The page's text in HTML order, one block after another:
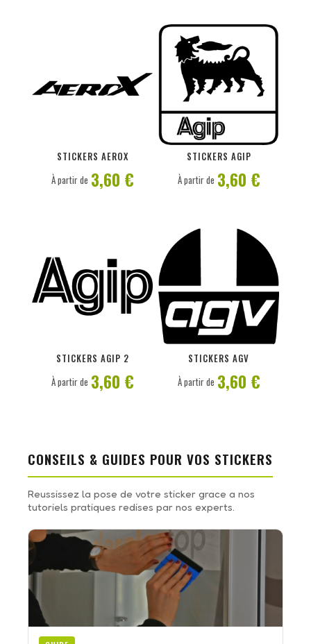
STICKERS AEROX
À partir de 3,60 €
STICKERS AGIP
PERSONNALISER
À partir de 3,60 €
STICKERS AGIP 2
À partir de 3,60 €
STICKERS AGV
PERSONNALISER
À partir de 3,60 €
CONSEILS & GUIDES POUR VOS STICKERS
Reussissez la pose de votre sticker grace a nos
tutoriels pratiques redises par nos experts.